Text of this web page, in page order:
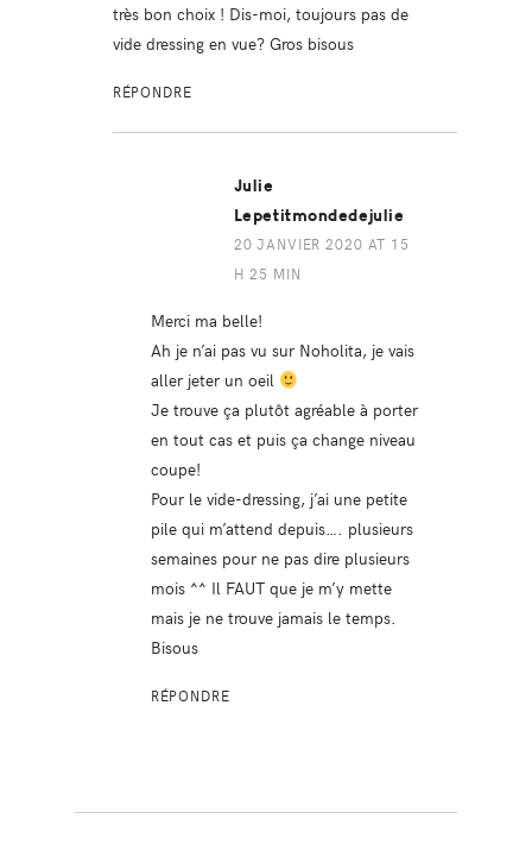
très bon choix ! Dis-moi, toujours pas de
vide dressing en vue? Gros bisous
RÉPONDRE
Julie
Lepetitmondedejulie
20 JANVIER 2020 AT 15
H 25 MIN
Merci ma belle!
Ah je n’ai pas vu sur Noholita, je vais
aller jeter un oeil
Je trouve ça plutôt agréable à porter
en tout cas et puis ça change niveau
coupe!
Pour le vide-dressing, j’ai une petite
pile qui m’attend depuis…. plusieurs
semaines pour ne pas dire plusieurs
mois ^^ Il FAUT que je m’y mette
mais je ne trouve jamais le temps.
Bisous
RÉPONDRE